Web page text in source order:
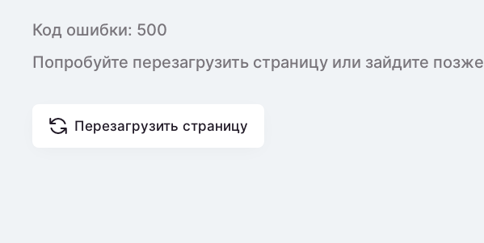
Код ошибки: 500
Попробуйте перезагрузить страницу или зайдите позже
Перезагрузить страницу